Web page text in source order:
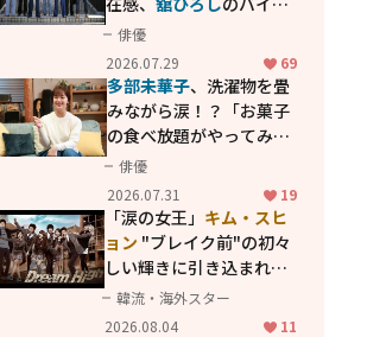
アクション！"大門軍
団"のカッコよさが詰まっ
た「西部警察 PART-II」
俳優
2026.07.29
69
多部未華子、洗濯物を畳
みながら涙！？「お菓子
の食べ放題がやってみた
い」ハンディファン4台の
暑さ対策も明かす
俳優
2026.07.31
19
「涙の女王」 キム・スヒ
ョン "ブレイク前"の初々
しい輝きに引き込まれ
る...2PM テギョン
共演の青春名作「ドリー
韓流・海外スター
2026.08.04
11